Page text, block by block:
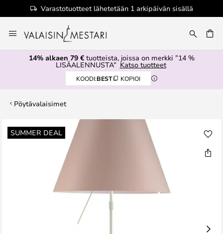
Varastotuotteet lähetetään 1 arkipäivän sisällä
to
Content
14% alkaen 79 €tuotteista, joissa on merkki ”14 %
LISÄALENNUSTA” Katso tuotteet
KOODI:BEST KOPIOI
Pöytävalaisimet
SUMMER DEAL
Skip
to